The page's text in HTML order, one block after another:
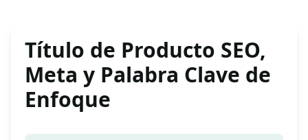
Título de Producto SEO,
Meta y Palabra Clave de
Enfoque